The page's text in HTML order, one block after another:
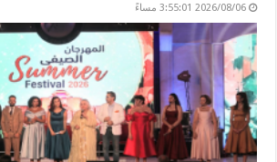
2026/08/06 3:55:01 مساءً